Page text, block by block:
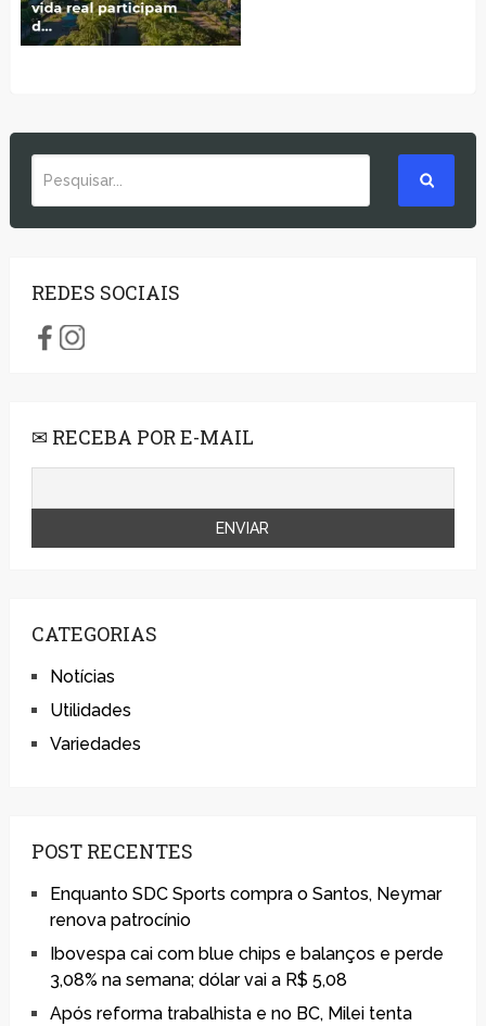
REDES SOCIAIS
✉ RECEBA POR E-MAIL
CATEGORIAS
Notícias
Utilidades
Variedades
POST RECENTES
Enquanto SDC Sports compra o Santos, Neymar
renova patrocínio
Ibovespa cai com blue chips e balanços e perde
3,08% na semana; dólar vai a R$ 5,08
Após reforma trabalhista e no BC, Milei tenta